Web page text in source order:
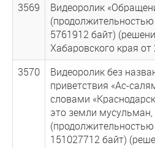
3569
Видеоролик
5761912 байт)
Хабаровского края от
3570
Видеоролик без
приветствия «Ас-
словами
это земли мусульман,
151027712 байт)